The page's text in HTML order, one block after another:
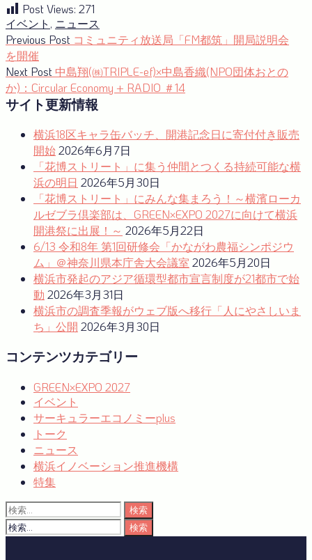
Post Views: 271
イベント , ニュース
投
稿
ナ
ビ
ゲ
シ
ョ
Previous Post Previous
コミュニティ放送局「FM都筑」開局説明会
を開催
Next Post Next
post:
中島翔(㈱TRIPLE-ef)×中島香織(NPO団体おとの
か)：Circular Economy + RADIO ＃14
サイト更新情報
横浜18区キャラ缶バッチ、開港記念日に寄付付き販売
開始2026年6月7日
「花博ストリート」に集う仲間とつくる持続可能な横
浜の明日 2026年5月30日
「花博ストリート」にみんな集まろう！～横濱ローカ
ルゼブラ倶楽部は、GREEN×EXPO 2027に向けて横浜
開港祭に出展！～ 2026年5月22日
6/13 令和8年 第1回研修会「かながわ農福シンポジウ
ム」＠神奈川県本庁舎大会議室 2026年5月20日
横浜市発起のアジア循環型都市宣言制度が21都市で始
動 2026年3月31日
横浜市の調査季報がウェブ版へ移行「人にやさしいま
ち」公開 2026年3月30日
コンテンツカテゴリー
GREEN×EXPO 2027
イベント
サーキュラーエコノミーplus
トーク
ニュース
横浜イノベーション推進機構
特集
検
索:
検
索: